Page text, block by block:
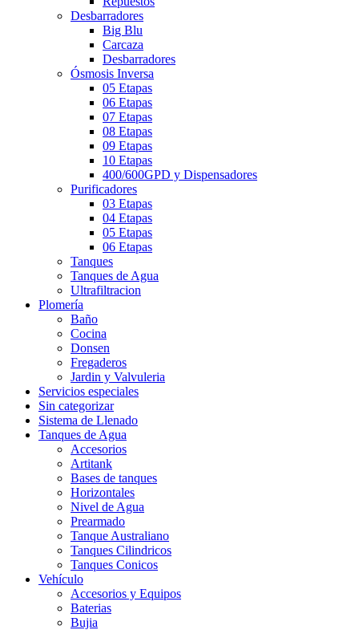
Desbarradores
Big Blu
Carcaza
Desbarradores
Ósmosis Inversa
05 Etapas
06 Etapas
07 Etapas
08 Etapas
09 Etapas
10 Etapas
400/600GPD y Dispensadores
Purificadores
03 Etapas
04 Etapas
05 Etapas
06 Etapas
Tanques
Tanques de Agua
Ultrafiltracion
Plomería
Baño
Cocina
Donsen
Fregaderos
Jardin y Valvuleria
Servicios especiales
Sin categorizar
Sistema de Llenado
Tanques de Agua
Accesorios
Artitank
Bases de tanques
Horizontales
Nivel de Agua
Prearmado
Tanque Australiano
Tanques Cilindricos
Tanques Conicos
Vehículo
Accesorios y Equipos
Baterias
Bujia